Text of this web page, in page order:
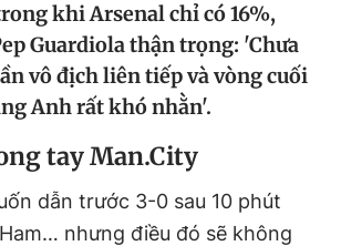
Magazine
Bạn cần biết
Liên hệ quảng cáo
khi Arsenal chỉ có 16%,
Guardiola thận trọng: 'Chưa
vô địch liên tiếp và vòng cuối
Anh rất khó nhằn'.
tay Man.City
dẫn trước 3-0 sau 10 phút
nhưng điều đó sẽ không